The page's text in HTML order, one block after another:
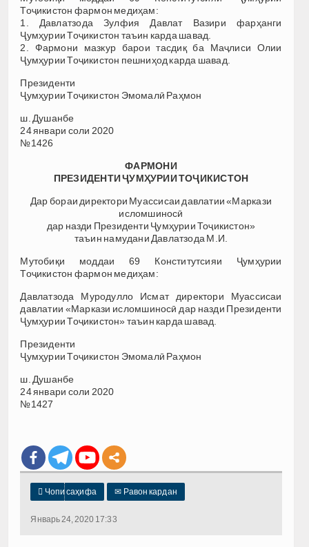
Тоҷикистон фармон медиҳам:
1. Давлатзода Зулфия Давлат Вазири фарҳанги
Ҷумҳурии Тоҷикистон таъин карда шавад.
2. Фармони мазкур барои тасдиқ ба Маҷлиси Олии
Ҷумҳурии Тоҷикистон пешниҳод карда шавад.
Президенти
Ҷумҳурии Тоҷикистон Эмомалӣ Раҳмон
ш. Душанбе
24 январи соли 2020
№1426
ФАРМОНИ
ПРЕЗИДЕНТИ ҶУМҲУРИИ ТОҶИКИСТОН
Дар бораи директори Муассисаи давлатии «Маркази
исломшиносӣ
дар назди Президенти Ҷумҳурии Тоҷикистон»
таъин намудани Давлатзода М.И.
Мутобиқи моддаи 69 Конститутсияи Ҷумҳурии
Тоҷикистон фармон медиҳам:
Давлатзода Муродулло Исмат директори Муассисаи
давлатии «Маркази исломшиносӣ дар назди Президенти
Ҷумҳурии Тоҷикистон» таъин карда шавад.
Президенти
Ҷумҳурии Тоҷикистон Эмомалӣ Раҳмон
ш. Душанбе
24 январи соли 2020
№1427
 Чопи саҳифа ✉ Равон кардан
Январь 24, 2020 17:33